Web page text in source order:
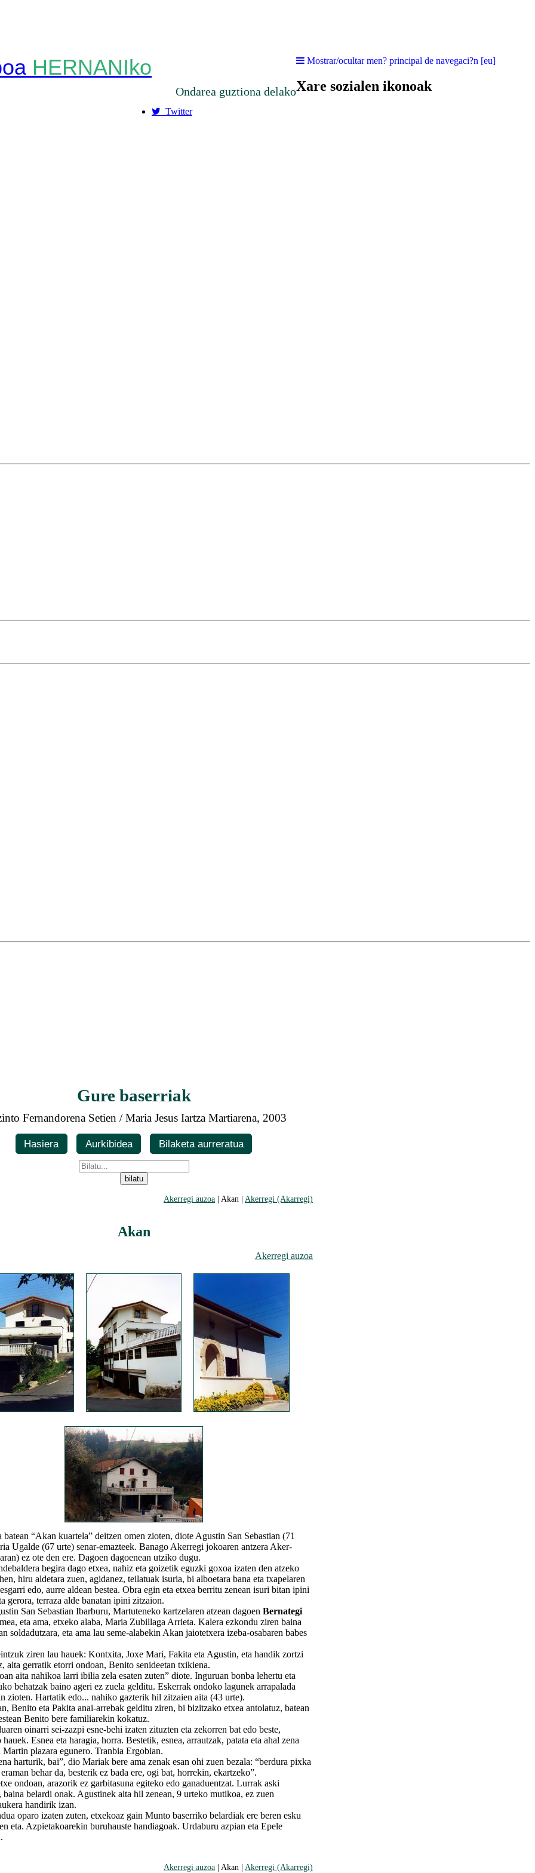
HERNANIko
Ondarea guztiona delako
Mostrar/ocultar men? principal de navegaci?n [eu]
Xare sozialen ikonoak
Twitter
Gure baserriak
Fernandorena Setien / Maria Jesus Iartza Martiarena, 2003
Hasiera Aurkibidea Bilaketa aurreratua
Akerregi auzoa | Akan | Akerregi (Akarregi)
Akan
Akerregi auzoa
“Akan kuartela” deitzen omen zioten, diote Agustin San Sebastian (71
Ugalde (67 urte) senar-emazteek. Banago Akerregi jokoaren antzera Aker-
ez ote den ere. Dagoen dagoenean utziko dugu.
begira dago etxea, nahiz eta goizetik eguzki goxoa izaten den atzeko
hiru aldetara zuen, agidanez, teilatuak isuria, bi alboetara bana eta txapelaren
edo, aurre aldean bestea. Obra egin eta etxea berritu zenean isuri bitan ipini
gerora, terraza alde banatan ipini zitzaion.
San Sebastian Ibarburu, Martuteneko kartzelaren atzean dagoen Bernategi
eta ama, etxeko alaba, Maria Zubillaga Arrieta. Kalera ezkondu ziren baina
soldadutzara, eta ama lau seme-alabekin Akan jaiotetxera izeba-osabaren babes
ziren lau hauek: Kontxita, Joxe Mari, Fakita eta Agustin, eta handik zortzi
aita gerratik etorri ondoan, Benito senideetan txikiena.
aita nahikoa larri ibilia zela esaten zuten” diote. Inguruan bonba lehertu eta
behatzak baino ageri ez zuela gelditu. Eskerrak ondoko lagunek arrapalada
zioten. Hartatik edo... nahiko gazterik hil zitzaien aita (43 urte).
eta Pakita anai-arrebak gelditu ziren, bi bizitzako etxea antolatuz, batean
Benito bere familiarekin kokatuz.
oinarri sei-zazpi esne-behi izaten zituzten eta zekorren bat edo beste,
Esnea eta haragia, horra. Bestetik, esnea, arrautzak, patata eta ahal zena
Martin plazara egunero. Tranbia Ergobian.
bai”, dio Mariak bere ama zenak esan ohi zuen bezala: “berdura pixka
behar da, besterik ez bada ere, ogi bat, horrekin, ekartzeko”.
arazorik ez garbitasuna egiteko edo ganaduentzat. Lurrak aski
baina belardi onak. Agustinek aita hil zenean, 9 urteko mutikoa, ez zuen
handirik izan.
oparo izaten zuten, etxekoaz gain Munto baserriko belardiak ere beren esku
eta. Azpietakoarekin buruhauste handiagoak. Urdaburu azpian eta Epele
Akerregi auzoa | Akan | Akerregi (Akarregi)